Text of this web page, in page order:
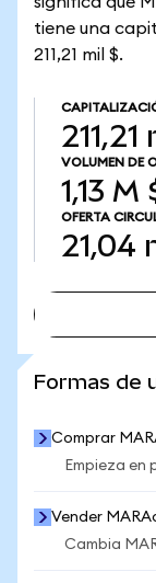
tiene una
211,21 mil $.
211,21
VOLUMEN DE
1,13 M
OFERTA
21,04
Formas de
Comprar
Empieza en
Vender
Cambia